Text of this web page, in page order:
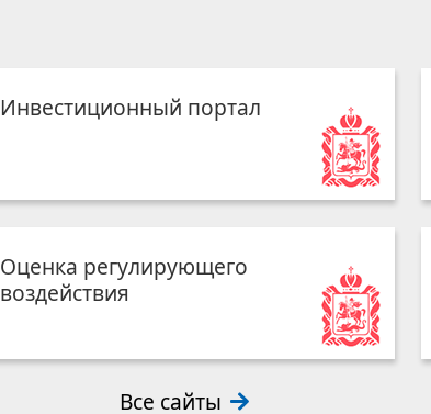
Инвестиционный портал
Оценка регулирующего
воздействия
Все сайты